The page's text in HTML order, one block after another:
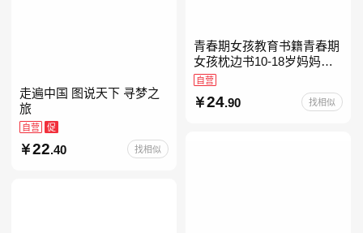
青春期女孩教育书籍青春期
女孩枕边书10-18岁妈妈送
给青春期女儿私房书女孩青
春期生理少女成长与性知识
教育女孩发育叛逆期
自营
24.90 找相似
走遍中国 图说天下 寻梦之
旅
自营 促
22.40 找相似